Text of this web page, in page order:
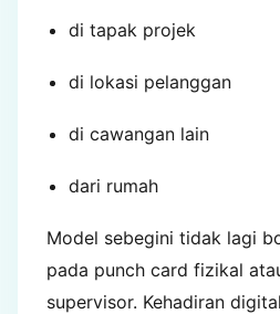
di tapak projek
di lokasi pelanggan
di cawangan lain
dari rumah
Model sebegini tidak lagi
pada punch card fizikal
supervisor. Kehadiran